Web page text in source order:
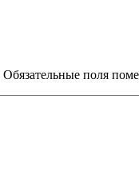
Обязательные поля